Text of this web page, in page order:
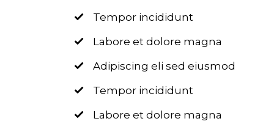
Tempor incididunt
Labore et dolore magna
Adipiscing eli sed eiusmod
Tempor incididunt
Labore et dolore magna